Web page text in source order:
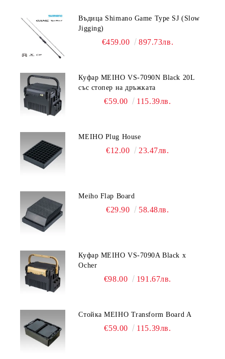
Въдица Shimano Game Type SJ (Slow
Jigging)
€459.00 897.73лв.
Куфар MEIHO VS-7090N Black 20L
със стопер на дръжката
€59.00 115.39лв.
MEIHO Plug House
€12.00 23.47лв.
Meiho Flap Board
€29.90 58.48лв.
Куфар MEIHO VS-7090A Black x
Ocher
€98.00 191.67лв.
Стойка MEIHO Transform Board A
€59.00 115.39лв.